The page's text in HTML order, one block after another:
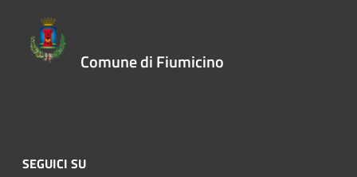
Comune di Fiumicino
SEGUICI SU